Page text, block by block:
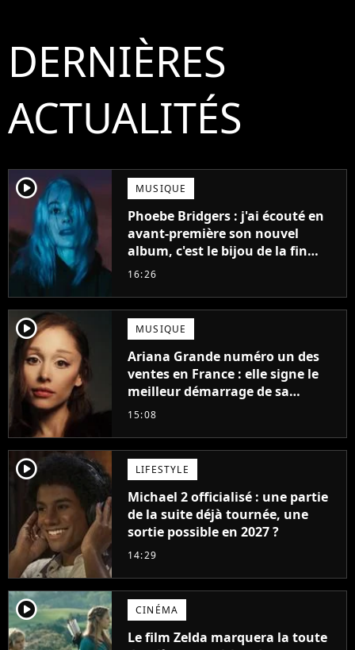
DERNIÈRES
ACTUALITÉS
player2 MUSIQUE
Phoebe Bridgers : j'ai écouté en
avant-première son nouvel
album, c'est le bijou de la fin
d'été
16:26
player2 MUSIQUE
Ariana Grande numéro un des
ventes en France : elle signe le
meilleur démarrage de sa
carrière avec son album Petal
15:08
player2 LIFESTYLE
Michael 2 officialisé : une partie
de la suite déjà tournée, une
sortie possible en 2027 ?
14:29
player2 CINÉMA
Le film Zelda marquera la toute